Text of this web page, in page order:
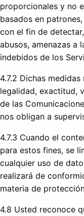
proporcionales y no
basados ​​en
con el fin de
abusos, amenazas a
indebidos de los
4.7.2 Dichas
legalidad, exactitud,
de las
nos obligan a
4.7.3 Cuando el
para estos fines, se
cualquier uso de
realizará de
materia de
4.8 Usted reconoce